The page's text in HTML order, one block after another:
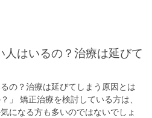
人はいるの？治療は延びて
の？治療は延びてしまう原因とは
」 矯正治療を検討している方は、
になる方も多いのではないでしょ